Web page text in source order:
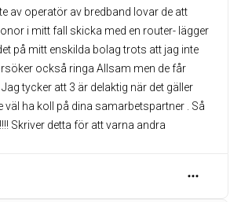
av operatör av bredband lovar de att
i mitt fall skicka med en router- lägger
på mitt enskilda bolag trots att jag inte
också ringa Allsam men de får
tycker att 3 är delaktig när det gäller
väl ha koll på dina samarbetspartner . Så
Skriver detta för att varna andra